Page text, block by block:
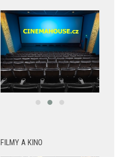
FILMY A KINO